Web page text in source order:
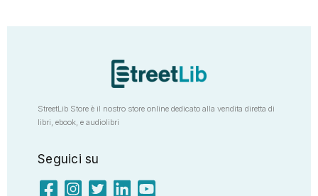
StreetLib Store è il nostro store online dedicato alla vendita diretta di
libri, ebook, e audiolibri
Seguici su